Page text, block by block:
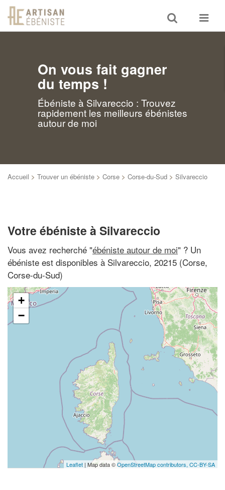
Toggle
search
Toggle
On vous fait gagner
du temps !
Ébéniste à Silvareccio : Trouvez
rapidement les meilleurs ébénistes
autour de moi
Accueil > Trouver un ébéniste > Corse > Corse-du-Sud > Silvareccio
Votre ébéniste à Silvareccio
Vous avez recherché "ébéniste autour de moi" ? Un
ébéniste est disponibles à Silvareccio, 20215 (Corse,
Corse-du-Sud)
+
−
Leaflet | Map data ©OpenStreetMap contributors, CC-BY-SA